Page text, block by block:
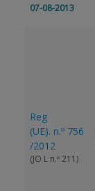
07-08-2013
Reg
(UE). n.º 756
/2012
(JO L n.º 211)